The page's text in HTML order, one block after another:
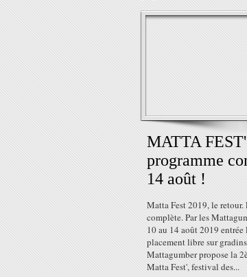
MATTA
programme
14 août !
Matta Fest 2019, le
complète. Par les
10 au 14 août 2019
placement libre sur
Mattagumber propose la
Matta Fest', festival des...